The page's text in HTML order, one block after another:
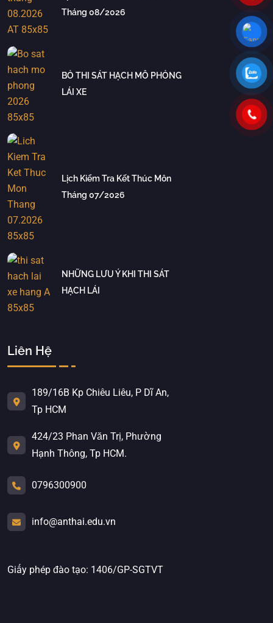
Tháng 08/2026
BỎ THI SÁT HẠCH MÔ PHỎNG
LÁI XE
Lịch Kiểm Tra Kết Thúc Môn
Tháng 07/2026
NHỮNG LƯU Ý KHI THI SÁT
HẠCH LÁI
Liên Hệ
189/16B Kp Chiêu Liêu, P Dĩ An,
Tp HCM
424/23 Phan Văn Trị, Phường
Hạnh Thông, Tp HCM.
0796300900
info@anthai.edu.vn
Giấy phép đào tạo: 1406/GP-SGTVT